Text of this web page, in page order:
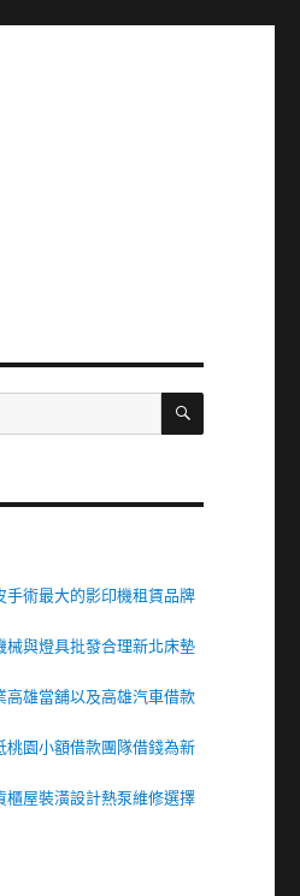
搜
手術最大的影印機租賃品牌
械與燈具批發合理新北床墊
高雄當舖以及高雄汽車借款
桃園小額借款團隊借錢為新
櫃屋裝潢設計熱泵維修選擇